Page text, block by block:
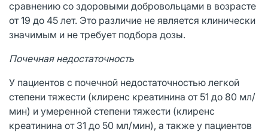
сравнению со здоровыми добровольцами в возрасте
от 19 до 45 лет. Это различие не является клинически
значимым и не требует подбора дозы.
Почечная недостаточность
У пациентов с почечной недостаточностью легкой
степени тяжести (клиренс креатинина от 51 до 80 мл/
мин) и умеренной степени тяжести (клиренс
креатинина от 31 до 50 мл/мин), а также у пациентов